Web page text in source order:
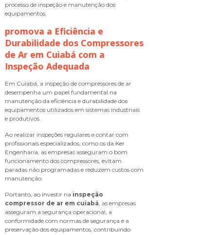
processo de inspeção e manutenção dos
equipamentos.
promova a Eficiência e
Durabilidade dos Compressores
de Ar em Cuiabá com a
Inspeção Adequada
Em Cuiabá, a inspeção de compressores de ar
desempenha um papel fundamental na
manutenção da eficiência e durabilidade dos
equipamentos utilizados em sistemas industriais
e produtivos.
Ao realizar inspeções regulares e contar com
profissionais especializados, como os da Ker
Engenharia, as empresas asseguram o bom
funcionamento dos compressores, evitam
paradas não programadas e reduzem custos com
manutenção.
Portanto, ao investir na inspeção
compressor de ar em cuiabá , as empresas
asseguram a segurança operacional, a
conformidade com normas de segurança e a
preservação dos equipamentos, contribuindo